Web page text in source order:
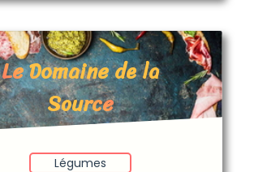
Le Domaine de la
Source
Légumes